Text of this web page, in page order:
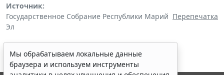
Источник:
Государственное Собрание Республики Марий
Эл
Перепечатка
Мы обрабатываем локальные данные
браузера и используем инструменты